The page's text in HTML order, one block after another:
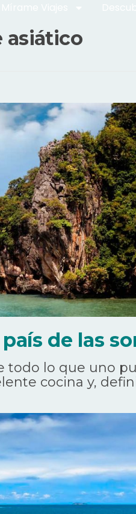
asiático
de las
todo lo que uno
cocina y,